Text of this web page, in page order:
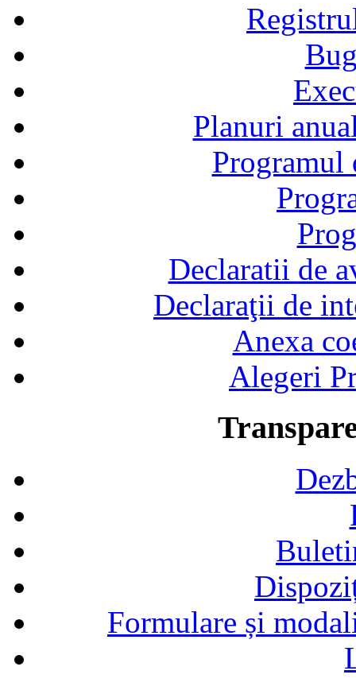
Planuri
Declaratii de
Declaraţii de
Anexa
Alegeri
Formulare și